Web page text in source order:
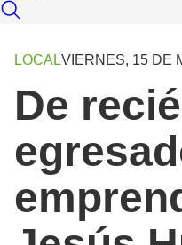
LOCALVIERNES, 15 DE
De